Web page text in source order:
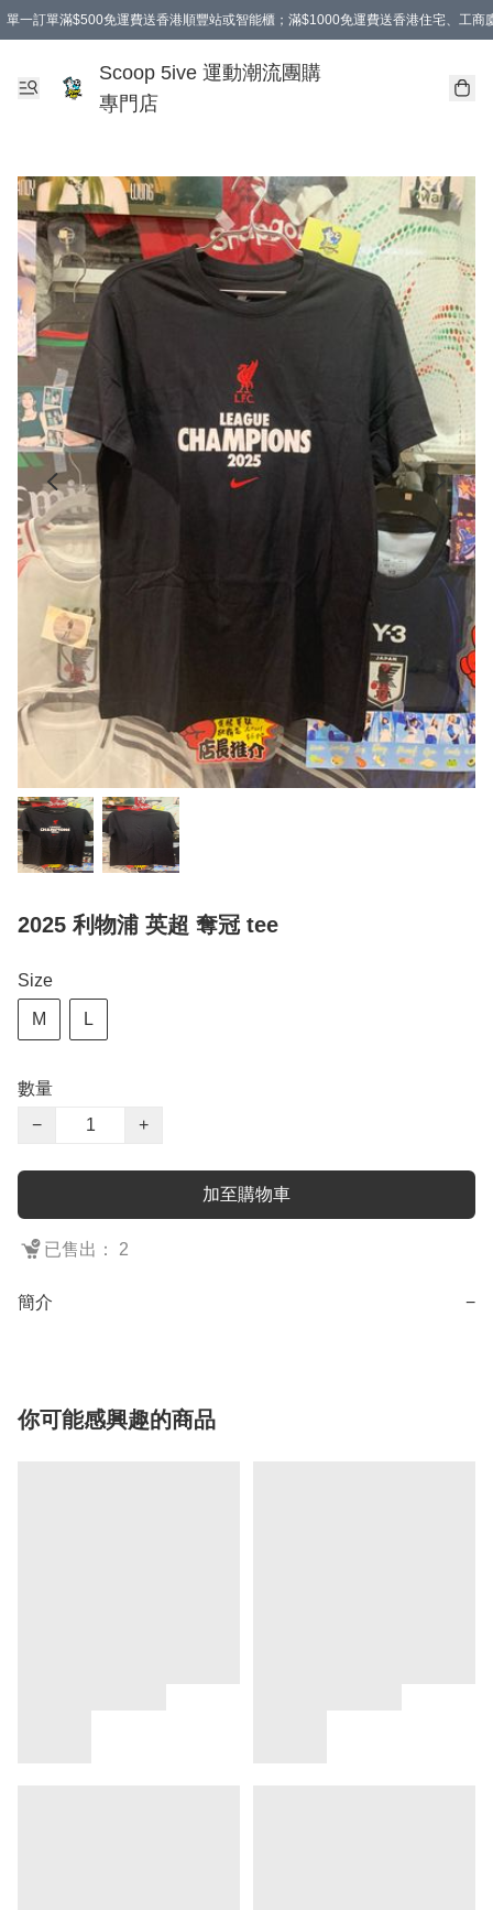
單一訂單滿$500免運費送香港順豐站或智能櫃；滿$1000免運費送香港住宅、工商
Scoop 5ive 運動潮流團購
專門店
2025 利物浦 英超 奪冠 tee
Size
M L
數量
−
+
加至購物車
已售出： 2
簡介 −
你可能感興趣的商品